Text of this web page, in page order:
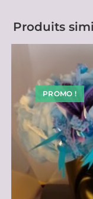
Produits
PROMO !